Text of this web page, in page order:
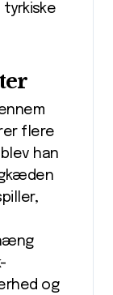
tyrkiske
flere
han
og